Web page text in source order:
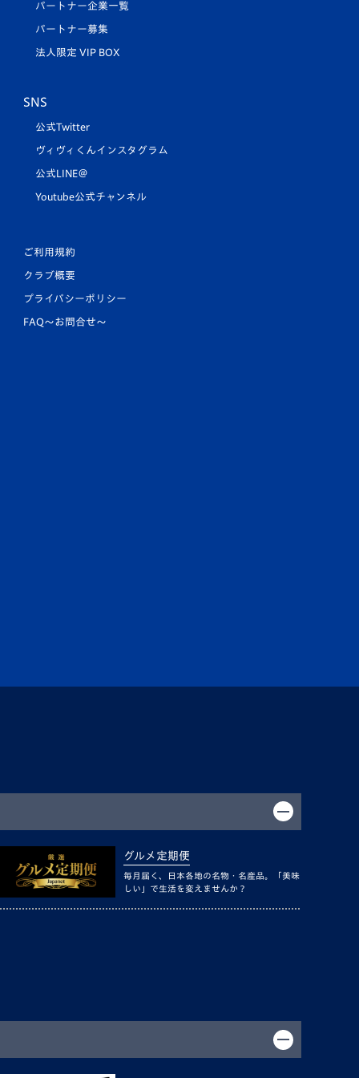
パートナー企業一覧
パートナー募集
法人限定 VIP BOX
SNS
公式Twitter
ヴィヴィくんインスタグラム
公式LINE＠
Youtube公式チャンネル
ご利用規約
クラブ概要
プライバシーポリシー
FAQ〜お問合せ〜
グルメ定期便
毎月届く、日本各地の名物・名産品。「美味
しい」で生活を変えませんか？